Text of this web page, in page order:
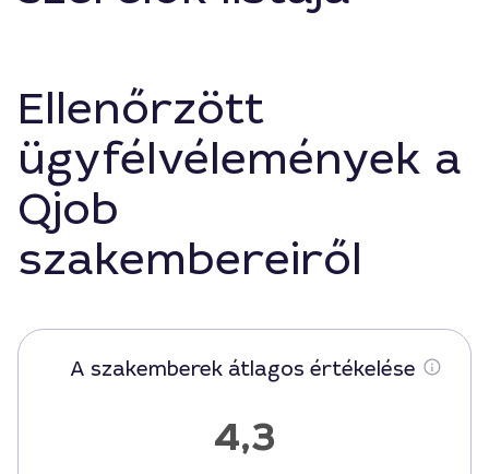
Ellenőrzött
ügyfélvélemények a
Qjob
szakembereiről
A szakemberek átlagos értékelése
4,3